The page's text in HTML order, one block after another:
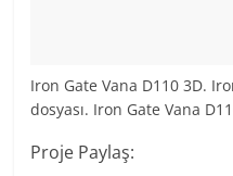
Iron Gate Vana D110 3D.
dosyası. Iron Gate Vana
Proje Paylaş: